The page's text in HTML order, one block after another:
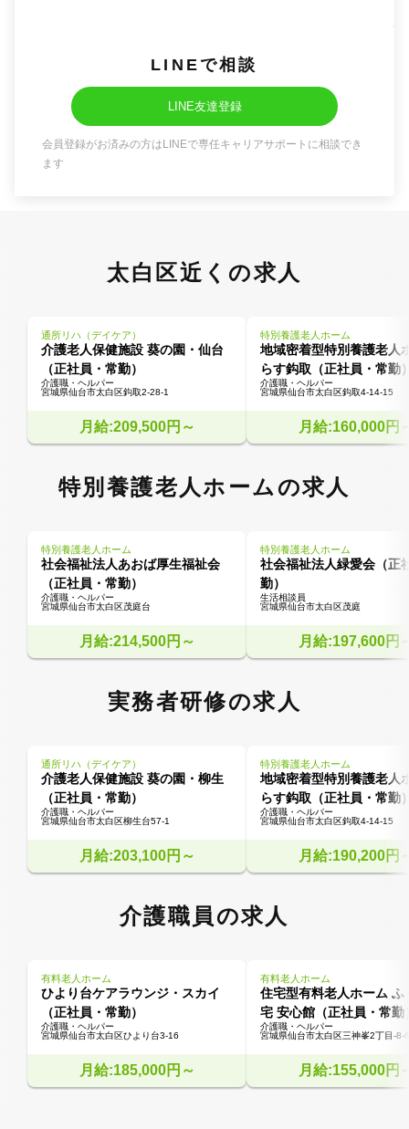
LINEで相談
LINE友達登録
会員登録がお済みの方はLINEで専任キャリアサポートに相談でき
ます
太白区近くの求人
通所リハ（デイケア）
介護老人保健施設 葵の園・仙台
（正社員・常勤）
介護職・ヘルパー
宮城県仙台市太白区鈎取2-28-1
月給:209,500円～
特別養護老人ホーム
地域密着型特別養護老人
らす鈎取（正社員・常勤
介護職・ヘルパー
宮城県仙台市太白区鈎取4-14-15
月給:160,000円
特別養護老人ホームの求人
特別養護老人ホーム
社会福祉法人あおば厚生福祉会
（正社員・常勤）
介護職・ヘルパー
宮城県仙台市太白区茂庭台
月給:214,500円～
特別養護老人ホーム
社会福祉法人緑愛会（正
勤）
生活相談員
宮城県仙台市太白区茂庭
月給:197,600円
実務者研修の求人
通所リハ（デイケア）
介護老人保健施設 葵の園・柳生
（正社員・常勤）
介護職・ヘルパー
宮城県仙台市太白区柳生台57-1
月給:203,100円～
特別養護老人ホーム
地域密着型特別養護老人
らす鈎取（正社員・常勤
介護職・ヘルパー
宮城県仙台市太白区鈎取4-14-15
月給:190,200円
介護職員の求人
有料老人ホーム
ひより台ケアラウンジ・スカイ
（正社員・常勤）
介護職・ヘルパー
宮城県仙台市太白区ひより台3-16
月給:185,000円～
有料老人ホーム
住宅型有料老人ホーム ふ
宅 安心館（正社員・常勤
介護職・ヘルパー
宮城県仙台市太白区三神峯2丁目-8-
月給:155,000円